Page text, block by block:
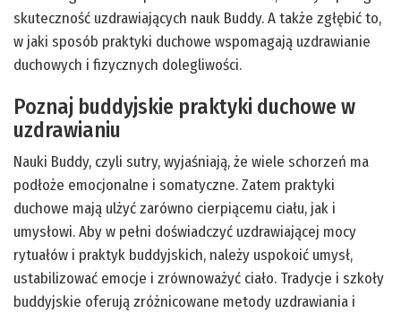
skuteczność uzdrawiających nauk Buddy. A także zgłębić to,
w jaki sposób praktyki duchowe wspomagają uzdrawianie
duchowych i fizycznych dolegliwości.
Poznaj buddyjskie praktyki duchowe w
uzdrawianiu
Nauki Buddy, czyli sutry, wyjaśniają, że wiele schorzeń ma
podłoże emocjonalne i somatyczne. Zatem praktyki
duchowe mają ulżyć zarówno cierpiącemu ciału, jak i
umysłowi. Aby w pełni doświadczyć uzdrawiającej mocy
rytuałów i praktyk buddyjskich, należy uspokoić umysł,
ustabilizować emocje i zrównoważyć ciało. Tradycje i szkoły
buddyjskie oferują zróżnicowane metody uzdrawiania i